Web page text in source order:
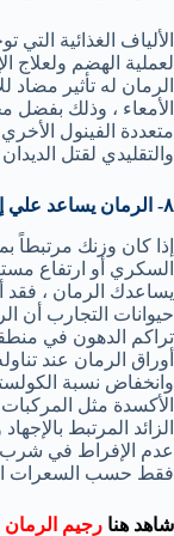
الألياف الغذائية
لعملية الهضم ولعلاج
الرمان له تأثير
الأمعاء ، وذلك بفضل
متعددة الفينول
والتقليدي لقتل
٨- الرمان يساعد علي إنقاص الوزن :
إذا كان وزنك مرتبطاً
السكري أو ارتفاع
يساعدك الرمان ،
حيوانات التجارب أن
تراكم الدهون في
أوراق الرمان عند
وانخفاض نسبة
الأكسدة مثل
الزائد المرتبط
عدم الإفراط في شرب
فقط حسب السعرات
شاهد هنا رجيم الرمان